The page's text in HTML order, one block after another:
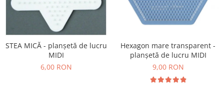
STEA MICĂ - planșetă de lucru
MIDI
6,00 RON
Hexagon mare transparent -
planșetă de lucru MIDI
9,00 RON